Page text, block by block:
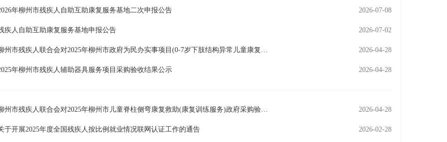
2026-07-08
年柳州市残疾人自助互助康复服务基地二次申报公告
2026-07-02
疾人自助互助康复服务基地申报公告
2026-04-28
柳州市残疾人联合会对2025年柳州市政府为民办实事项目(0-7岁下肢结构异常儿童康复救助)康复训练服务政府采购验收结果公示
2026-04-28
年柳州市残疾人辅助器具服务项目采购验收结果公示
2026-04-28
柳州市残疾人联合会对2025年柳州市儿童脊柱侧弯康复救助(康复训练服务)政府采购验收结果公示
2026-02-28
于开展2025年度全国残疾人按比例就业情况联网认证工作的通告